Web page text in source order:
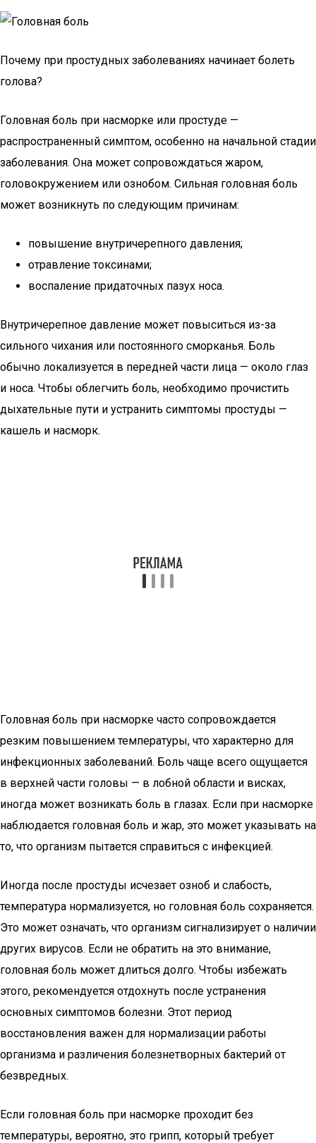
Почему при простудных заболеваниях начинает болеть
голова?
Головная боль при насморке или простуде —
распространенный симптом, особенно на начальной стадии
заболевания. Она может сопровождаться жаром,
головокружением или ознобом. Сильная головная боль
может возникнуть по следующим причинам:
повышение внутричерепного давления;
отравление токсинами;
воспаление придаточных пазух носа.
Внутричерепное давление может повыситься из-за
сильного чихания или постоянного сморканья. Боль
обычно локализуется в передней части лица — около глаз
и носа. Чтобы облегчить боль, необходимо прочистить
дыхательные пути и устранить симптомы простуды —
кашель и насморк.
Головная боль при насморке часто сопровождается
резким повышением температуры, что характерно для
инфекционных заболеваний. Боль чаще всего ощущается
в верхней части головы — в лобной области и висках,
иногда может возникать боль в глазах. Если при насморке
наблюдается головная боль и жар, это может указывать на
то, что организм пытается справиться с инфекцией.
Иногда после простуды исчезает озноб и слабость,
температура нормализуется, но головная боль сохраняется.
Это может означать, что организм сигнализирует о наличии
других вирусов. Если не обратить на это внимание,
головная боль может длиться долго. Чтобы избежать
этого, рекомендуется отдохнуть после устранения
основных симптомов болезни. Этот период
восстановления важен для нормализации работы
организма и различения болезнетворных бактерий от
безвредных.
Если головная боль при насморке проходит без
температуры, вероятно, это грипп, который требует